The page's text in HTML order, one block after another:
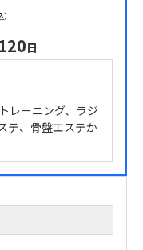
120日
レーニング、ラジ
テ、骨盤エステか